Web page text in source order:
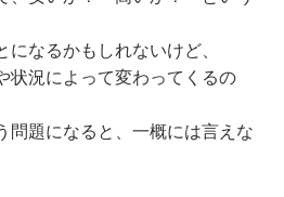
なるかもしれないけど、
状況によって変わってくるの
題になると、一概には言えな